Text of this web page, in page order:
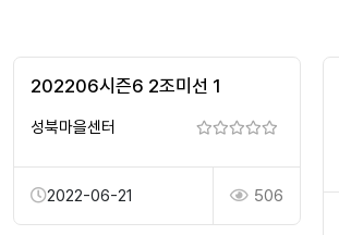
202206시즌6 2조미선 1
성북마을센터
2022-06-21 506